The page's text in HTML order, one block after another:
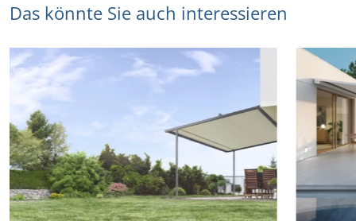
Das könnte Sie auch interessieren